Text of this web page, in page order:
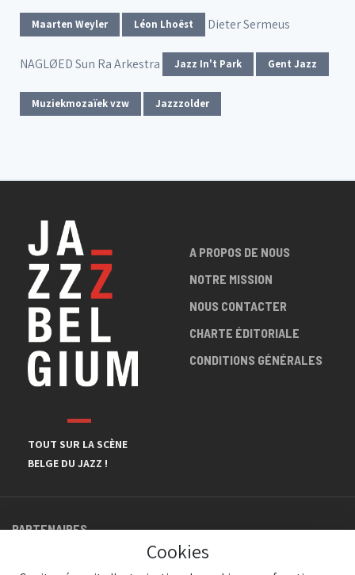
Maarten Weyler Léon Lhoëst Dieter Sermeus
NAGLØEDSun Ra Arkestra Jazz In't Park Gent Jazz
Muziekmozaïek vzw Jazzzolder
TOUT SUR LA SCÈNE
BELGE DU JAZZ !
A PROPOS DE NOUS
NOTRE MISSION
NOUS CONTACTER
CHARTE ÉDITORIALE
CONDITIONS GÉNÉRALES
PARTENAIRES
Cookies